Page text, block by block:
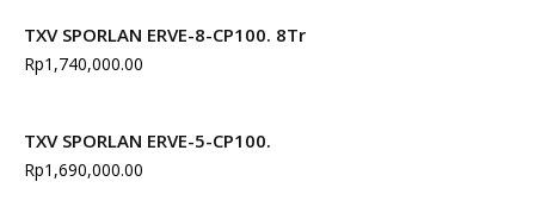
TXV SPORLAN ERVE-8-CP100. 8Tr
Rp1,740,000.00
TXV SPORLAN ERVE-5-CP100.
Rp1,690,000.00